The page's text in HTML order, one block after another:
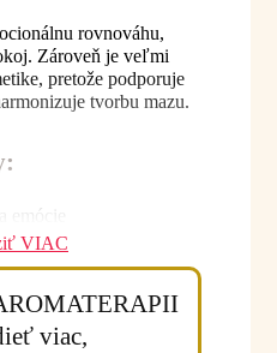
rovnováhu,
Zároveň je veľmi
pretože podporuje
tvorbu mazu.
emócie
pokožku
VIAC
viac,